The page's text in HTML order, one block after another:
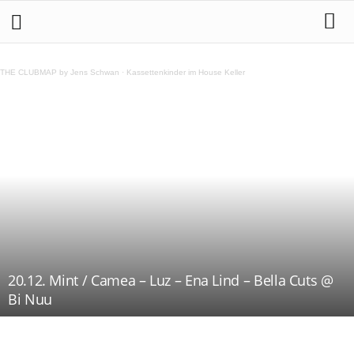
THE CLUBMAP by Jens Schwan · Kassettenkinder im House Keller
20.12. Mint / Camea – Luz – Ena Lind – Bella Cuts @
Bi Nuu